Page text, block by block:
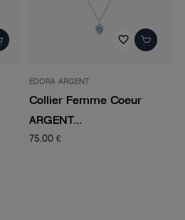
favorite_border
EDORA ARGENT
Collier Femme Coeur
ARGENT...
75,00 €